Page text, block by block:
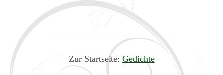
Zur Startseite: Gedichte